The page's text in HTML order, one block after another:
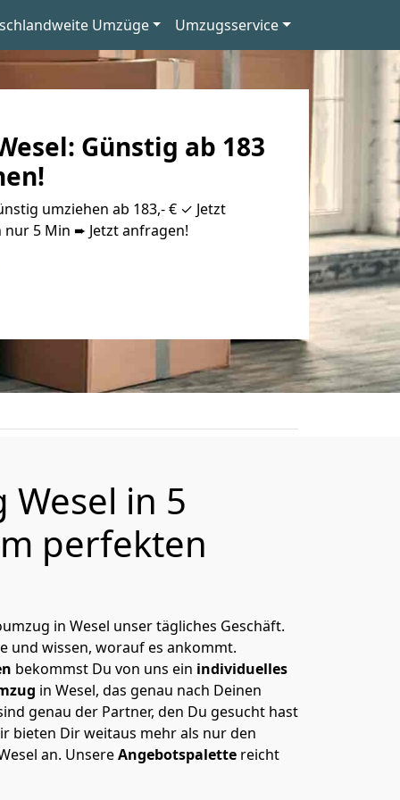
Umzüge Umzugsservice
Günstig ab 183
umziehen ab 183,- € ✓ Jetzt
5 Min ➨ Jetzt anfragen!
in 5
perfekten
in Wesel unser tägliches Geschäft.
und wissen, worauf es ankommt.
bekommst Du von uns ein individuelles
in Wesel, das genau nach Deinen
genau der Partner, den Du gesucht hast
bieten Dir weitaus mehr als nur den
an. UnsereAngebotspalette reicht